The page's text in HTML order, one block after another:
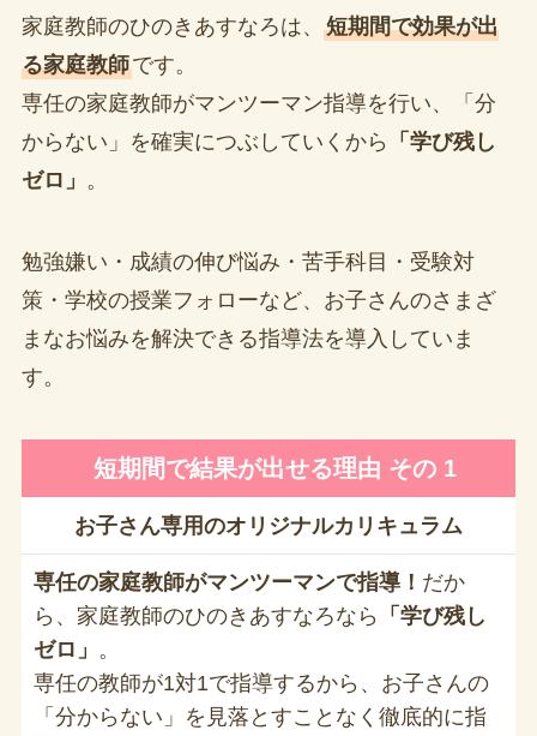
家庭教師のひのきあすなろは、 短期間で効果が出
る家庭教師です。
専任の家庭教師がマンツーマン指導を行い、「分
からない」を確実につぶしていくから
「学び残し
ゼロ」 。
勉強嫌い・成績の伸び悩み・苦手科目・受験対
策・学校の授業フォローなど、お子さんのさまざ
まなお悩みを解決できる指導法を導入していま
す。
短期間で結果が出せる理由 その 1
お子さん専用のオリジナルカリキュラム
専任の家庭教師がマンツーマンで指導！ だか
ら、家庭教師のひのきあすなろなら
「学び残し
ゼロ」 。
専任の教師が1対1で指導するから、お子さんの
「分からない」を見落とすことなく徹底的に指